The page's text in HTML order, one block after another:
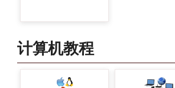
计算机教程